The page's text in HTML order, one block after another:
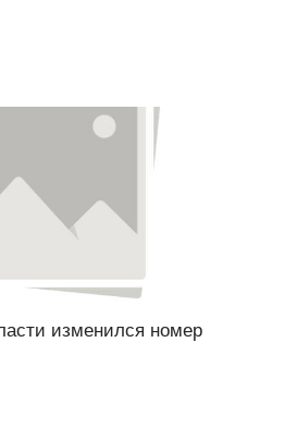
изменился номер